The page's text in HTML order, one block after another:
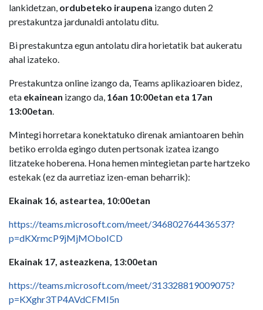
lankidetzan, ordubeteko iraupena izango duten 2
prestakuntza jardunaldi antolatu ditu.
Bi prestakuntza egun antolatu dira horietatik bat aukeratu
ahal izateko.
Prestakuntza online izango da, Teams aplikazioaren bidez,
eta ekainean izango da, 16an 10:00etan eta 17an
13:00etan.
Mintegi horretara konektatuko direnak amiantoaren behin
betiko errolda egingo duten pertsonak izatea izango
litzateke hoberena. Hona hemen mintegietan parte hartzeko
estekak (ez da aurretiaz izen-eman beharrik):
Ekainak 16, asteartea, 10:00etan
https://teams.microsoft.com/meet/346802764436537?
p=dKXrmcP9jMjMOboICD
Ekainak 17, asteazkena, 13:00etan
https://teams.microsoft.com/meet/313328819009075?
p=KXghr3TP4AVdCFMI5n